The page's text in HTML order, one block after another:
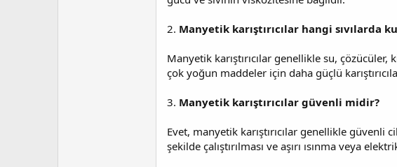
2. Manyetik karıştırıcılar hangi sıvılarda
Manyetik karıştırıcılar genellikle su,
çok yoğun maddeler için daha güçlü
3. Manyetik karıştırıcılar güvenli midir?
Evet, manyetik karıştırıcılar genellikle güvenli
şekilde çalıştırılması ve aşırı ısınma veya